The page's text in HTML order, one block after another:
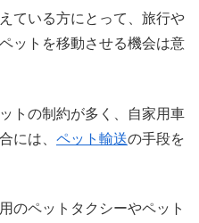
ている方にとって、旅行や
ットを移動させる機会は意
トの制約が多く、自家用車
には、 ペット輸送の手段を
のペットタクシーやペット